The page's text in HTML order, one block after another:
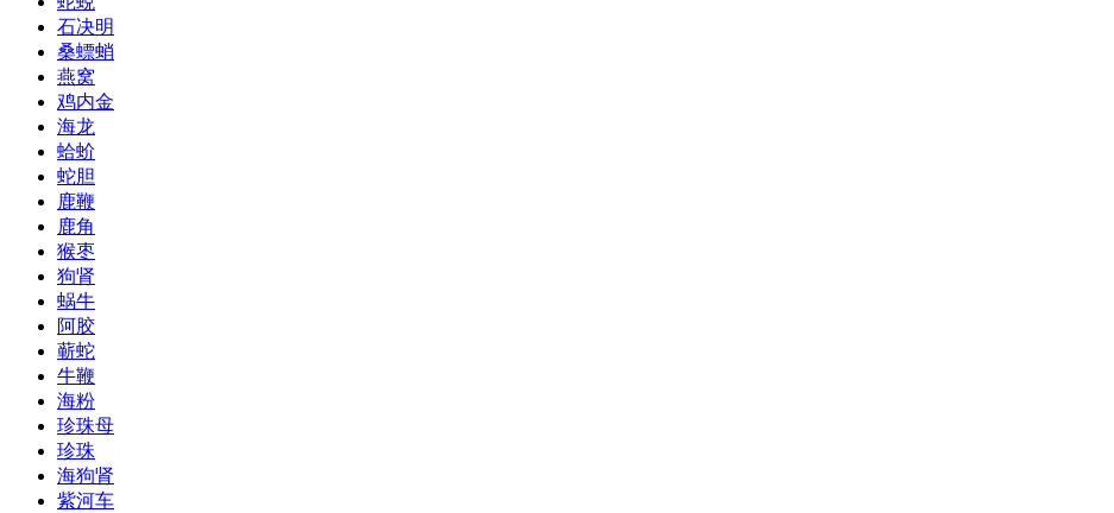
石决明
桑螵蛸
燕窝
鸡内金
海龙
蛤蚧
蛇胆
鹿鞭
鹿角
猴枣
狗肾
蜗牛
阿胶
蕲蛇
牛鞭
海粉
珍珠母
珍珠
海狗肾
紫河车